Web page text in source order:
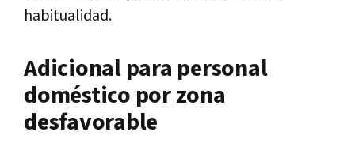
habitualidad.
Adicional para personal
doméstico por zona
desfavorable